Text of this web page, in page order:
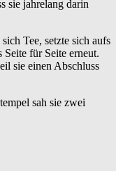
sie jahrelang darin
Tee, setzte sich aufs
für Seite erneut.
sie einen Abschluss
sah sie zwei